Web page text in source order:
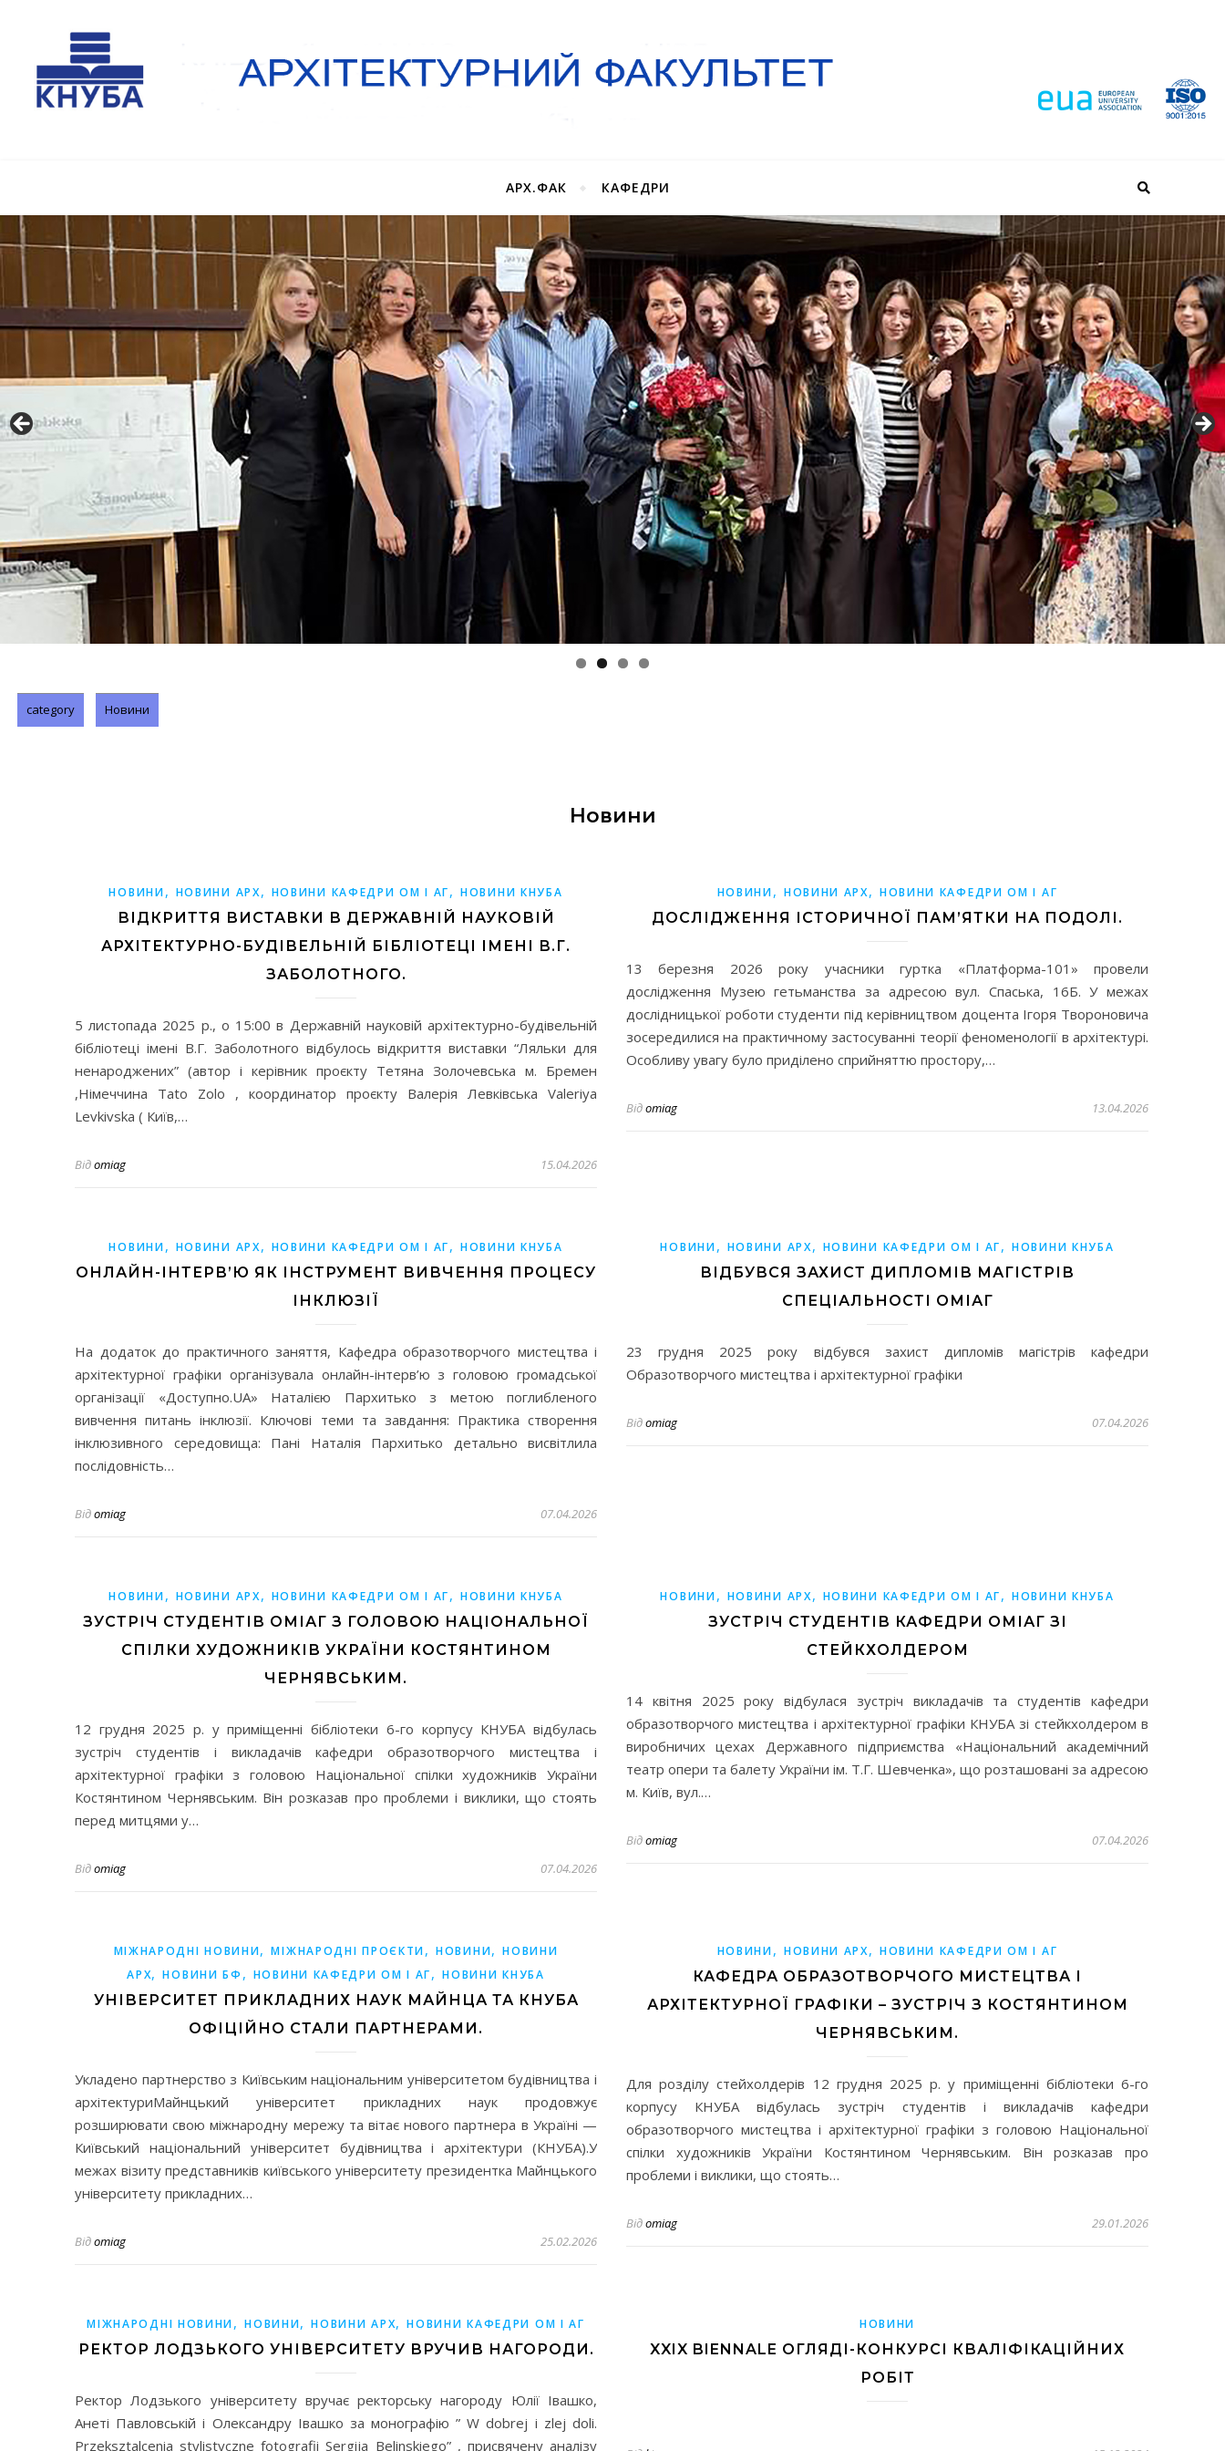
АРХ.ФАК КАФЕДРИ
category Новини
Новини
НОВИНИ, НОВИНИ АРХ, НОВИНИ КАФЕДРИ ОМ І АГ,НОВИНИ КНУБА
ВІДКРИТТЯ ВИСТАВКИ В ДЕРЖАВНІЙ НАУКОВІЙ
АРХІТЕКТУРНО-БУДІВЕЛЬНІЙ БІБЛІОТЕЦІ ІМЕНІ В.Г.
ЗАБОЛОТНОГО.
5 листопада 2025 р., о 15:00 в Державній науковій архітектурно-будівельній
бібліотеці імені В.Г. Заболотного відбулось відкриття виставки “Ляльки для
ненароджених” (автор і керівник проєкту Тетяна Золочевська м. Бремен
,Німеччина Tato Zolo , координатор проєкту Валерія Левківська Valeriya
Levkivska ( Київ,…
Відomiag 15.04.2026
НОВИНИ, НОВИНИ АРХ, НОВИНИ КАФЕДРИ ОМ І АГ
ДОСЛІДЖЕННЯ ІСТОРИЧНОЇ ПАМ’ЯТКИ НА ПОДОЛІ.
13 березня 2026 року учасники гуртка «Платформа-101» провели
дослідження Музею гетьманства за адресою вул. Спаська, 16Б. У межах
дослідницької роботи студенти під керівництвом доцента Ігоря Твороновича
зосередилися на практичному застосуванні теорії феноменології в архітектурі.
Особливу увагу було приділено сприйняттю простору,…
Відomiag 13.04.2026
НОВИНИ, НОВИНИ АРХ, НОВИНИ КАФЕДРИ ОМ І АГ,НОВИНИ КНУБА
ОНЛАЙН-ІНТЕРВ’Ю ЯК ІНСТРУМЕНТ ВИВЧЕННЯ ПРОЦЕСУ
ІНКЛЮЗІЇ
На додаток до практичного заняття, Кафедра образотворчого мистецтва і
архітектурної графіки організувала онлайн-інтерв’ю з головою громадської
організації «Доступно.UA» Наталією Пархитько з метою поглибленого
вивчення питань інклюзії. Ключові теми та завдання: Практика створення
інклюзивного середовища: Пані Наталія Пархитько детально висвітлила
послідовність…
Відomiag 07.04.2026
НОВИНИ, НОВИНИ АРХ, НОВИНИ КАФЕДРИ ОМ І АГ,НОВИНИ КНУБА
ВІДБУВСЯ ЗАХИСТ ДИПЛОМІВ МАГІСТРІВ
СПЕЦІАЛЬНОСТІ ОМІАГ
23 грудня 2025 року відбувся захист дипломів магістрів кафедри
Образотворчого мистецтва і архітектурної графіки
Відomiag 07.04.2026
НОВИНИ, НОВИНИ АРХ, НОВИНИ КАФЕДРИ ОМ І АГ,НОВИНИ КНУБА
ЗУСТРІЧ СТУДЕНТІВ ОМІАГ З ГОЛОВОЮ НАЦІОНАЛЬНОЇ
СПІЛКИ ХУДОЖНИКІВ УКРАЇНИ КОСТЯНТИНОМ
ЧЕРНЯВСЬКИМ.
12 грудня 2025 р. у приміщенні бібліотеки 6-го корпусу КНУБА відбулась
зустріч студентів і викладачів кафедри образотворчого мистецтва і
архітектурної графіки з головою Національної спілки художників України
Костянтином Чернявським. Він розказав про проблеми і виклики, що стоять
перед митцями у…
Відomiag 07.04.2026
НОВИНИ, НОВИНИ АРХ, НОВИНИ КАФЕДРИ ОМ І АГ,НОВИНИ КНУБА
ЗУСТРІЧ СТУДЕНТІВ КАФЕДРИ ОМІАГ ЗІ
СТЕЙКХОЛДЕРОМ
14 квітня 2025 року відбулася зустріч викладачів та студентів кафедри
образотворчого мистецтва і архітектурної графіки КНУБА зі стейкхолдером в
виробничих цехах Державного підприємства «Національний академічний
театр опери та балету України ім. Т.Г. Шевченка», що розташовані за адресою
м. Київ, вул.…
Відomiag 07.04.2026
МІЖНАРОДНІ НОВИНИ,МІЖНАРОДНІ ПРОЄКТИ,НОВИНИ,НОВИНИ
АРХ,НОВИНИ БФ , НОВИНИ КАФЕДРИ ОМ І АГ,НОВИНИ КНУБА
УНІВЕРСИТЕТ ПРИКЛАДНИХ НАУК МАЙНЦА ТА КНУБА
ОФІЦІЙНО СТАЛИ ПАРТНЕРАМИ.
Укладено партнерство з Київським національним університетом будівництва і
архітектуриМайнцький університет прикладних наук продовжує
розширювати свою міжнародну мережу та вітає нового партнера в Україні —
Київський національний університет будівництва і архітектури (КНУБА).У
межах візиту представників київського університету президентка Майнцького
університету прикладних…
Відomiag 25.02.2026
НОВИНИ, НОВИНИ АРХ, НОВИНИ КАФЕДРИ ОМ І АГ
КАФЕДРА ОБРАЗОТВОРЧОГО МИСТЕЦТВА І
АРХІТЕКТУРНОЇ ГРАФІКИ – ЗУСТРІЧ З КОСТЯНТИНОМ
ЧЕРНЯВСЬКИМ.
Для розділу стейхолдерів 12 грудня 2025 р. у приміщенні бібліотеки 6-го
корпусу КНУБА відбулась зустріч студентів і викладачів кафедри
образотворчого мистецтва і архітектурної графіки з головою Національної
спілки художників України Костянтином Чернявським. Він розказав про
проблеми і виклики, що стоять…
Відomiag 29.01.2026
МІЖНАРОДНІ НОВИНИ,НОВИНИ,НОВИНИ АРХ,НОВИНИ КАФЕДРИ ОМ І АГ
РЕКТОР ЛОДЗЬКОГО УНІВЕРСИТЕТУ ВРУЧИВ НАГОРОДИ.
Ректор Лодзького університету вручає ректорську нагороду Юлії Івашко,
Анеті Павловській і Олександру Івашко за монографію ” W dobrej i zlej doli.
Przeksztalcenia stylistyczne fotografii Sergija Belinskiego” , присвячену аналізу
НОВИНИ
XXIX BIENNALE ОГЛЯДІ-КОНКУРСІ КВАЛІФІКАЦІЙНИХ
РОБІТ